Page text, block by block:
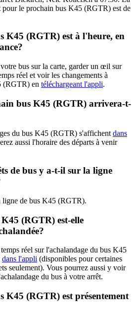
pour le prochain bus K45 (RGTR) est de
K45 (RGTR) est à l'heure, en
bus sur la carte, garder un œil sur
réel et voir les changements à
(RGTR) en téléchargeant l'appli.
bus K45 (RGTR) arrivera-t-
du bus K45 (RGTR) s'affichentdans
aussi l'horaire des départs à venir
de bus y a-t-il sur la ligne
ligne de bus K45 (RGTR).
(RGTR) est-elle
réel sur l'achalandage du bus K45
dans l'appli (disponibles pour certaines
seulement). Vous pourrez aussi y voir
du bus à votre arrêt.
K45 (RGTR) est présentement